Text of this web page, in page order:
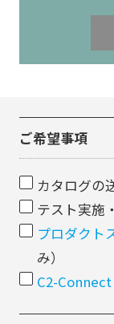
ご希望事項
カタログの
テスト実施
プロダクト
み）
C2-Connect